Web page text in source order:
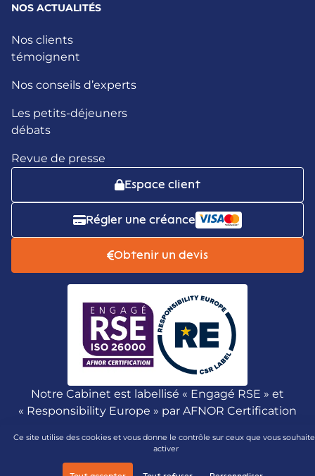
NOS ACTUALITÉS
Nos clients
témoignent
Nos conseils d’experts
Les petits-déjeuners
débats
Revue de presse
Notre Cabinet est labellisé « Engagé RSE » et
« Responsibility Europe » par AFNOR Certification
Espace client
Régler une créance
Obtenir un devis
Mentions légales et données Gestion des
Ce site utilise des cookies et vous donne le contrôle sur ceux que vous
activer